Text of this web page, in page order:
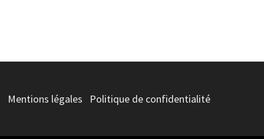
Mentions légales Politique de confidentialité